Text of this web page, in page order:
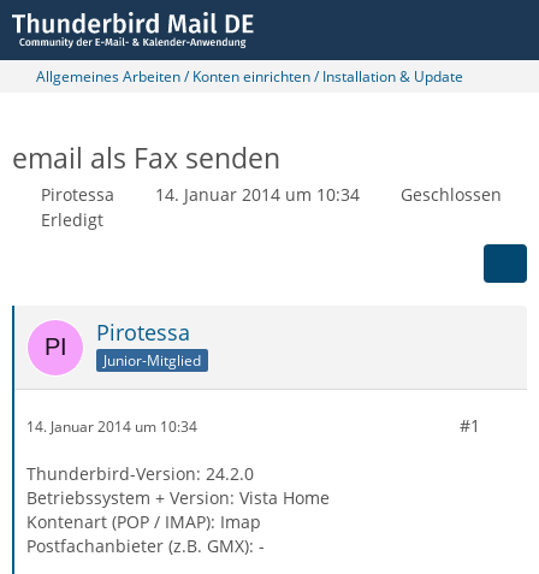
Allgemeines Arbeiten / Konten einrichten / Installation & Update
email als Fax senden
Pirotessa 14. Januar 2014 um 10:34
Geschlossen
Erledigt
Pirotessa
Junior-Mitglied
14. Januar 2014 um 10:34 #1
Thunderbird-Version: 24.2.0
Betriebssystem + Version: Vista Home
Kontenart (POP / IMAP): Imap
Postfachanbieter (z.B. GMX): -